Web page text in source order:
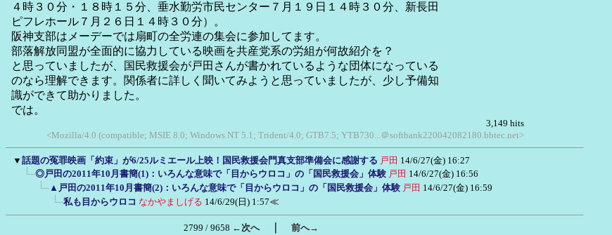
４時３０分・１８時１５分、垂水勤労市民センター７月１９日１４時３０分、新長田
ピフレホール７月２６日１４時３０分）。
阪神支部はメーデーでは扇町の全労連の集会に参加してます。
部落解放同盟が全面的に協力している映画を共産党系の労組が何故紹介を？
と思っていましたが、国民救援会が戸田さんが書かれているような団体になっている
のなら理解できます。関係者に詳しく聞いてみようと思っていましたが、少し予備知
識ができて助かりました。
では。
3,149 hits
<Mozilla/4.0 (compatible; MSIE 8.0; Windows NT 5.1; Trident/4.0; GTB7.5; YTB730...＠softbank220042082180.bbtec.net>
▼ 話題の冤罪映画「約束」が6/25ルミエール上映！国民救援会門真支部準備会に感謝する 戸田 14/6/27(金) 16:27
◎戸田の2011年10月書簡(1)：いろんな意味で「目からウロコ」の「国民救援会」体験 戸田 14/6/27(金) 16:56
▲戸田の2011年10月書簡(2)：いろんな意味で「目からウロコ」の「国民救援会」体験 戸田 14/6/27(金) 16:59
私も目からウロコ なかやましげる 14/6/29(日) 1:57≪
2799 / 9658 ←次へ｜ 前へ→